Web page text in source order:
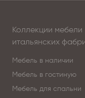
Коллекции мебели
итальянских
Мебель в наличии
Мебель в гостиную
Мебель для спальни